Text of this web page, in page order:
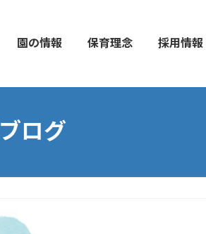
園の情報 保育理念 採用情報
ブログ